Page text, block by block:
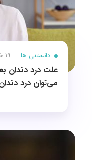
دانستنی ها 19 خرداد 1405
علت درد دندان
می‌توان درد